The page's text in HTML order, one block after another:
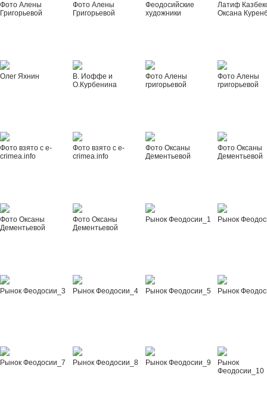
Фото Алены
Григорьевой
Фото Алены
Григорьевой
Феодосийские
художники
Латиф
Оксана
Олег Яхнин
В. Иоффе и
О.Курбенина
Фото Алены
григорьевой
Фото Алены
григорьевой
Фото взято с e-
crimea.info
Фото взято с e-
crimea.info
Фото Оксаны
Дементьевой
Фото Оксаны
Дементьевой
Фото Оксаны
Дементьевой
Фото Оксаны
Дементьевой
Рынок Феодосии_1 Рынок
Рынок Феодосии_3 Рынок Феодосии_4 Рынок Феодосии_5 Рынок
Рынок Феодосии_7 Рынок Феодосии_8 Рынок Феодосии_9
Рынок
Феодосии_10